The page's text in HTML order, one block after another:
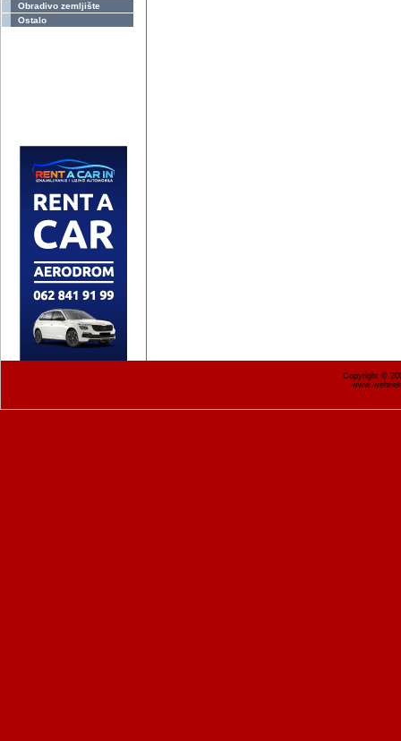
Obradivo zemljište
Ostalo
Copyright ©